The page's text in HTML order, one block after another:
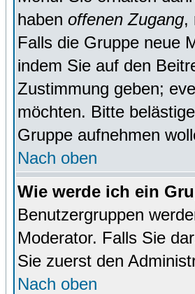
haben offenen Zugang,
Falls die Gruppe neue
indem Sie auf den
Zustimmung geben;
möchten. Bitte
Gruppe aufnehmen
Nach oben
Wie werde ich ein
Benutzergruppen
Moderator. Falls Sie
Sie zuerst den
Nach oben